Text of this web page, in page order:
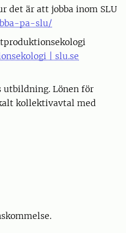
det är att jobba inom SLU
pa-slu/
| slu.se
utbildning. Lönen för
kollektivavtal med